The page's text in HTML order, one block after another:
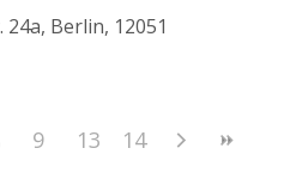
Berlin, 12051
6 7
9 10 11 12
13 14